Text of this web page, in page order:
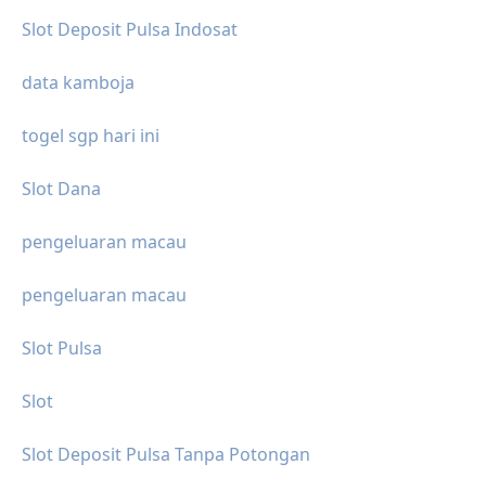
Slot Deposit Pulsa Indosat
data kamboja
togel sgp hari ini
Slot Dana
pengeluaran macau
pengeluaran macau
Slot Pulsa
Slot
Slot Deposit Pulsa Tanpa Potongan